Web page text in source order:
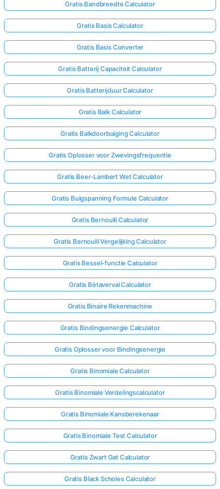
Gratis Bandbreedte Calculator
Gratis Basis Calculator
Gratis Basis Converter
Gratis Batterij Capaciteit Calculator
Gratis Batterijduur Calculator
Gratis Balk Calculator
Gratis Balkdoorbuiging Calculator
Gratis Oplosser voor Zwevingsfrequentie
Gratis Beer-Lambert Wet Calculator
Gratis Buigspanning Formule Calculator
Gratis Bernoulli Calculator
Gratis Bernoulli Vergelijking Calculator
Gratis Bessel-functie Calculator
Gratis Bètaverval Calculator
Gratis Binaire Rekenmachine
Gratis Bindingsenergie Calculator
Gratis Oplosser voor Bindingsenergie
Gratis Binomiale Calculator
Gratis Binomiale Verdelingscalculator
Gratis Binomiale Kansberekenaar
Gratis Binomiale Test Calculator
Gratis Zwart Gat Calculator
Gratis Black Scholes Calculator